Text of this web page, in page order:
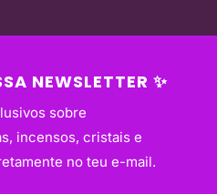
NEWSLETTER ✨
sobre
incensos, cristais e
no teu e-mail.